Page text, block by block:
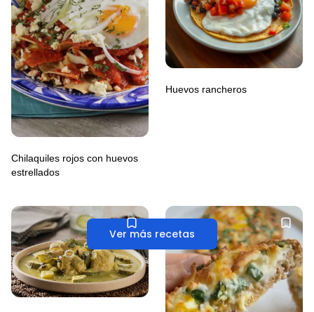
Ver más recetas
Chilaquiles rojos con huevos
estrellados
Huevos rancheros